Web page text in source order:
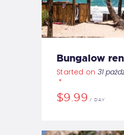
Bungalow
Started on31
$9.99 DAY